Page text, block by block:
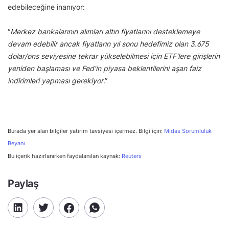
edebileceğine inanıyor:
“Merkez bankalarının alımları altın fiyatlarını desteklemeye
devam edebilir ancak fiyatların yıl sonu hedefimiz olan 3.675
dolar/ons seviyesine tekrar yükselebilmesi için ETF’lere girişlerin
yeniden başlaması ve Fed’in piyasa beklentilerini aşan faiz
indirimleri yapması gerekiyor.”
Burada yer alan bilgiler yatırım tavsiyesi içermez. Bilgi için: Midas Sorumluluk
Beyanı
Bu içerik hazırlanırken faydalanılan kaynak: Reuters
Paylaş